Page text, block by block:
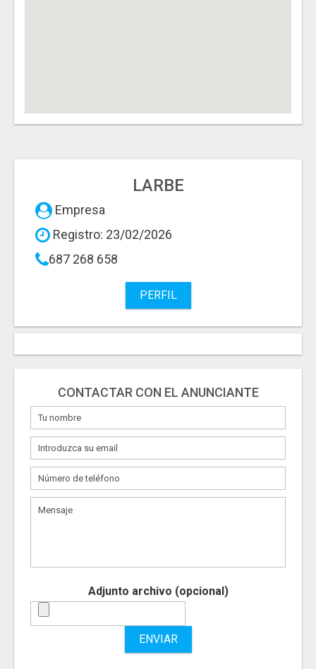
LARBE
Empresa
Registro: 23/02/2026
687 268 658
PERFIL
CONTACTAR CON EL ANUNCIANTE
Adjunto archivo (opcional)
ENVIAR